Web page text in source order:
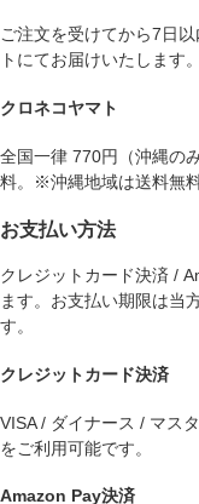
ご注文を受けてから7日
トにてお届けいたします。
クロネコヤマト
全国一律 770円（沖縄の
料。※沖縄地域は送料無料
お支払い方法
クレジットカード決済 /
ます。お支払い期限は当
す。
クレジットカード決済
VISA / ダイナース / マス
をご利用可能です。
Amazon Pay決済